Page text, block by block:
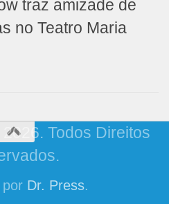
traz amizade de
no Teatro Maria
Todos Direitos
por Dr. Press.